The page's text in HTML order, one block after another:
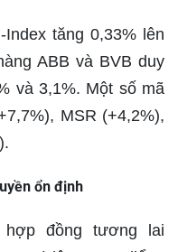
tăng 0,33% lên
ABB và BVB duy
và 3,1%. Một số mã
MSR (+4,2%),
ổn định
đồng tương lai